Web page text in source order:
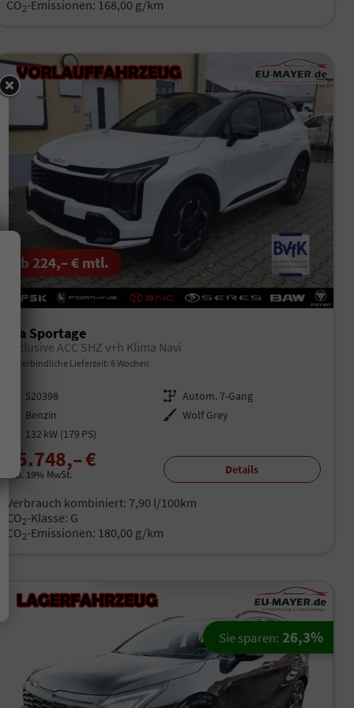
CO2-Emissionen: 168,00 g/km
ab 224,– € mtl.
Kia Sportage
Exclusive ACC SHZ v+h Klima Navi
unverbindliche Lieferzeit: 6 Wochen
520398 Getriebe Autom. 7-Gang
Benzin Außenfarbe Wolf Grey
132 kW (179 PS)
35.748,– €
incl. 19% MwSt. Details
Verbrauch kombiniert: 7,90 l/100km
CO2-Klasse: G
CO2-Emissionen: 180,00 g/km
Sie sparen: 26,3%